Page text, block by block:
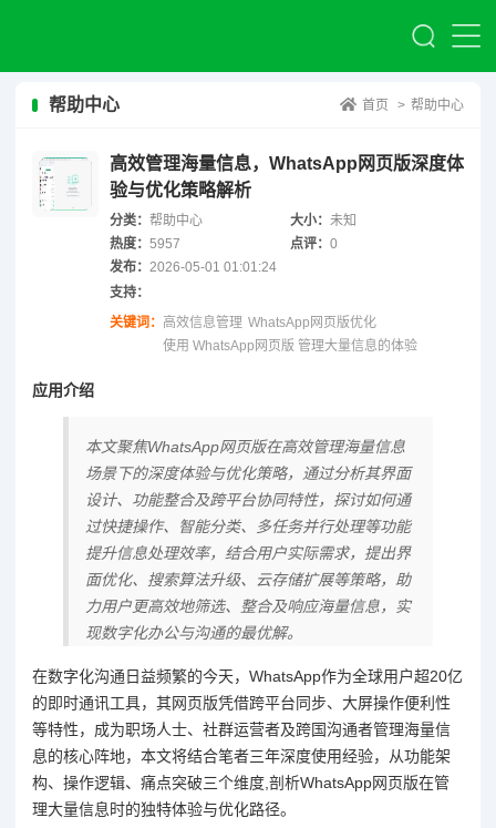
帮助中心 首页 > 帮助中心
高效管理海量信息，WhatsApp网页版深度体
验与优化策略解析
分类： 帮助中心 大小：未知
热度： 5957 点评：0
发布： 2026-05-01 01:01:24
支持：
关键词： 高效信息管理 WhatsApp网页版优化
使用 WhatsApp网页版 管理大量信息的体验
应用介绍
本文聚焦WhatsApp网页版在高效管理海量信息
场景下的深度体验与优化策略，通过分析其界面
设计、功能整合及跨平台协同特性，探讨如何通
过快捷操作、智能分类、多任务并行处理等功能
提升信息处理效率，结合用户实际需求，提出界
面优化、搜索算法升级、云存储扩展等策略，助
力用户更高效地筛选、整合及响应海量信息，实
现数字化办公与沟通的最优解。
在数字化沟通日益频繁的今天，WhatsApp作为全球用户超20亿
的即时通讯工具，其网页版凭借跨平台同步、大屏操作便利性
等特性，成为职场人士、社群运营者及跨国沟通者管理海量信
息的核心阵地，本文将结合笔者三年深度使用经验，从功能架
构、操作逻辑、痛点突破三个维度,剖析WhatsApp网页版在管
理大量信息时的独特体验与优化路径。